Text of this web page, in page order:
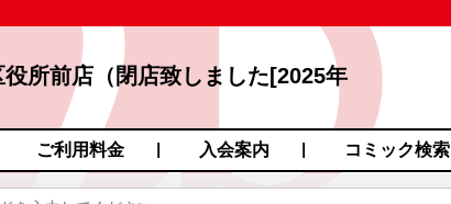
所前店（閉店致しました[2025年
−７
ご利用料金 入会案内 コミック検索